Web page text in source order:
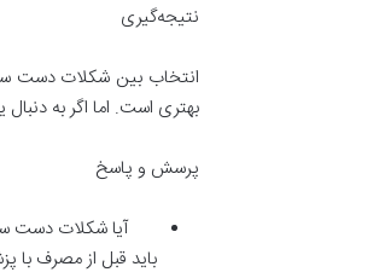
نتیجه‌گیری
انتخاب بین شکلات دست‌
بهتری است. اما اگر به
پرسش و پاسخ
آیا شکلات دست‌
باید قبل از مصرف